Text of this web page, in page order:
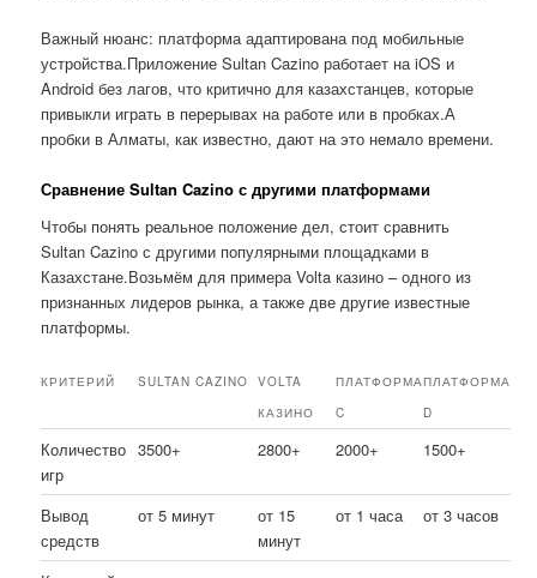
Важный нюанс: платформа адаптирована под мобильные
устройства.Приложение Sultan Cazino работает на iOS и
Android без лагов, что критично для казахстанцев, которые
привыкли играть в перерывах на работе или в пробках.А
пробки в Алматы, как известно, дают на это немало времени.
Сравнение Sultan Cazino с другими платформами
Чтобы понять реальное положение дел, стоит сравнить
Sultan Cazino с другими популярными площадками в
Казахстане.Возьмём для примера Volta казино – одного из
признанных лидеров рынка, а также две другие известные
платформы.
КРИТЕРИЙ SULTAN CAZINO
VOLTA
КАЗИНО
ПЛАТФОРМА
C
ПЛАТФОРМА
D
Количество
игр
3500+ 2800+ 2000+ 1500+
Вывод
средств
от 5 минут
от 15
минут
от 1 часа от 3 часов